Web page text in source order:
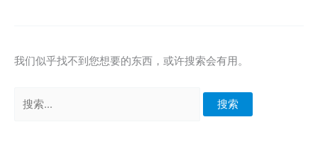
我们似乎找不到您想要的东西，或许搜索会有用。
索：